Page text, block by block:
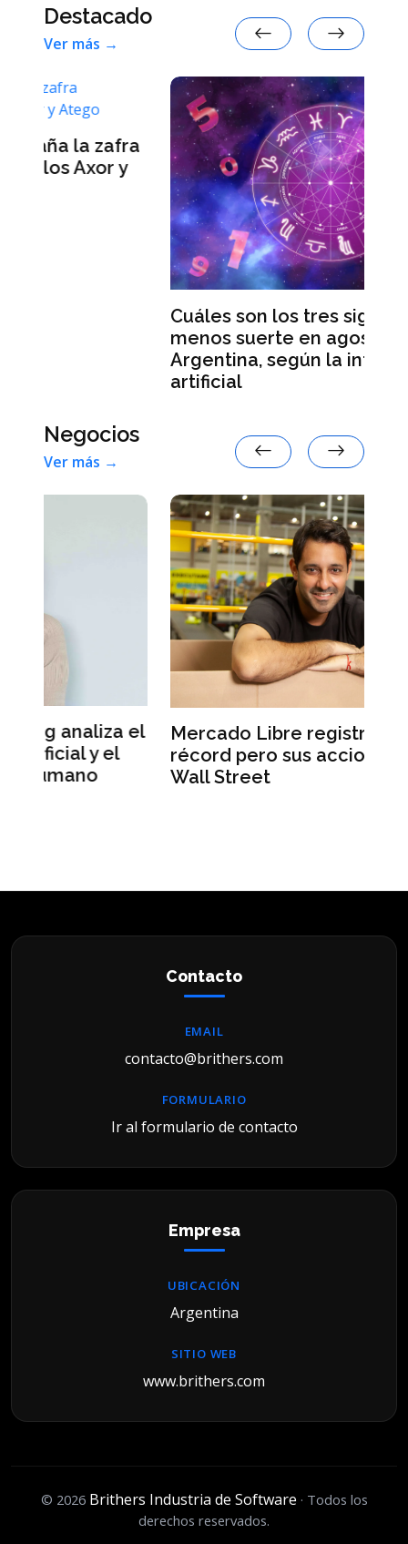
Destacado
Ver más →
Cuáles son los tres signos con
menos suerte en agosto de 2026 en
Argentina, según la inteligencia
Negocios
Ver más →
Mercado Libre registra ingresos
récord pero sus acciones caen en
Wall Street
Contacto
EMAIL
contacto@brithers.com
FORMULARIO
Ir al formulario de contacto
Empresa
UBICACIÓN
Argentina
SITIO WEB
www.brithers.com
© 2026 Brithers Industria de Software · Todos los
derechos reservados.